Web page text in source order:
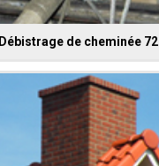
Débistrage de cheminée 72